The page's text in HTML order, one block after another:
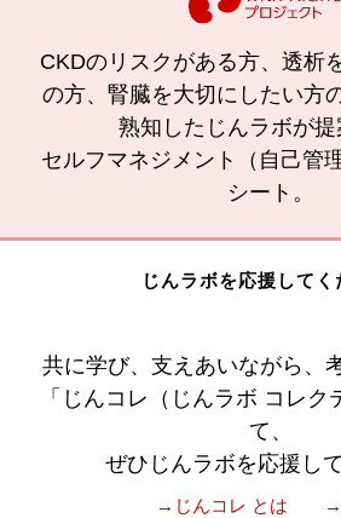
CKDのリスクがある方、透析
の方、腎臓を大切にしたい方
熟知したじんラボが提
セルフマネジメント（自己管
シート。
じんラボを応援してく
共に学び、支えあいながら、
「じんコレ（じんラボ コレク
て、
ぜひじんラボを応援し
→じんコレ とは